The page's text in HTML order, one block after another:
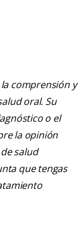
comprensión y
oral. Su
o el
la opinión
salud
que tengas